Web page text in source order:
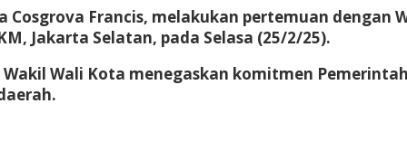
Cosgrova Francis, melakukan pertemuan dengan
Jakarta Selatan, pada Selasa (25/2/25).
Wali Kota menegaskan komitmen